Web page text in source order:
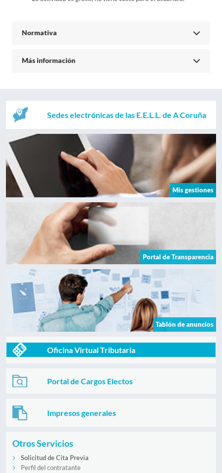
Normativa
Más información
Sedes electrónicas de las E.E.L.L. de A Coruña
Mis gestiones
Portal de Transparencia
Tablón de anuncios
Oficina Virtual Tributaria
Portal de Cargos Electos
Impresos generales
Otros Servicios
Solicitud de Cita Previa
Perfil del contratante